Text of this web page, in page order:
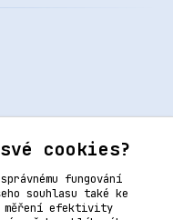
cookies?
fungování
souhlasu také ke
efektivity